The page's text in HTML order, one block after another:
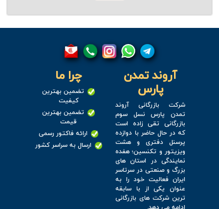
آروند تمدن
پارس
شرکت بازرگانی آروند
تمدن پارس نسل سوم
بازرگانی تقی زاده است
که در حال حاضر با دوازده
پرسنل دفتری و هشت
ویزیتور و تکنسین؛ هفده
نمایندگی در استان های
بزرگ و صنعتی در سرتاسر
ایران فعالیت خود را به
عنوان یکی از با سابقه
ترین شرکت های بازرگانی
چرا ما
تضمین بهترین
کیفیت
تضمین بهترین
قیمت
ارائه فاکتور رسمی
ارسال به سراسر کشور